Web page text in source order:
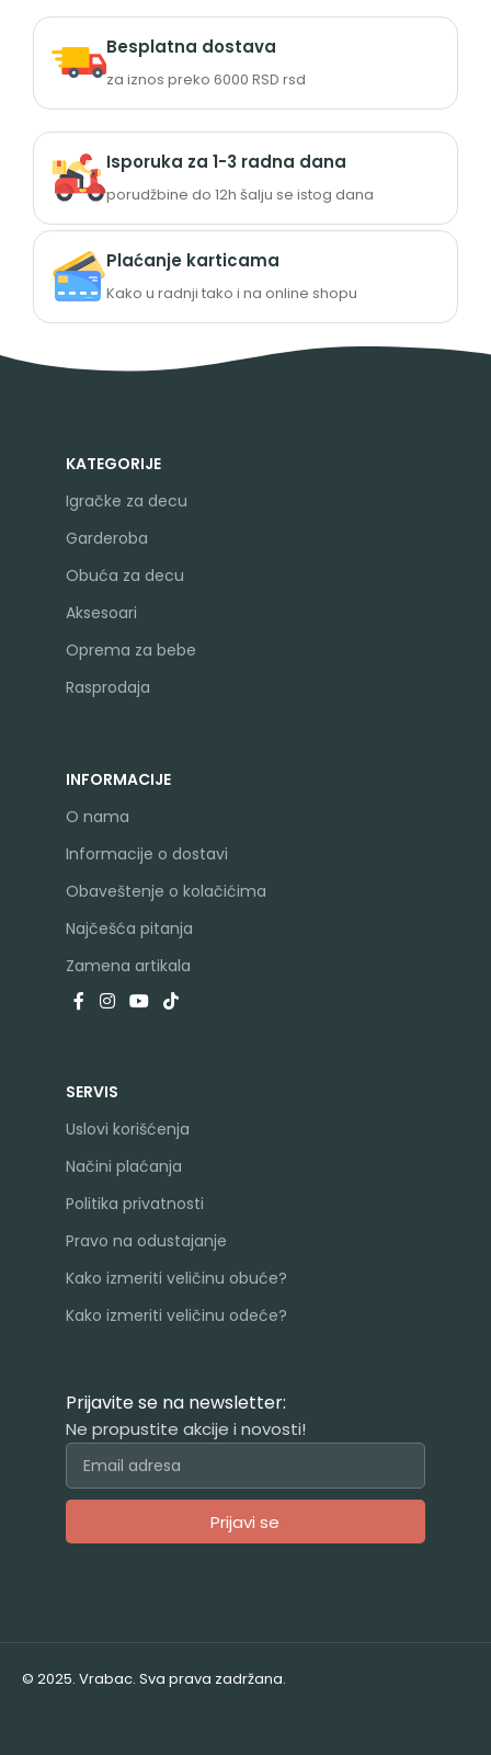
Besplatna dostava
za iznos preko 6000 RSD rsd
Isporuka za 1-3 radna dana
porudžbine do 12h šalju se istog dana
Plaćanje karticama
Kako u radnji tako i na online shopu
KATEGORIJE
Igračke za decu
Garderoba
Obuća za decu
Aksesoari
Oprema za bebe
Rasprodaja
INFORMACIJE
O nama
Informacije o dostavi
Obaveštenje o kolačićima
Najčešća pitanja
Zamena artikala
SERVIS
Uslovi korišćenja
Načini plaćanja
Politika privatnosti
Pravo na odustajanje
Kako izmeriti veličinu obuće?
Kako izmeriti veličinu odeće?
Prijavite se na newsletter:
Ne propustite akcije i novosti!
Prijavi se
© 2025. Vrabac. Sva prava zadržana.